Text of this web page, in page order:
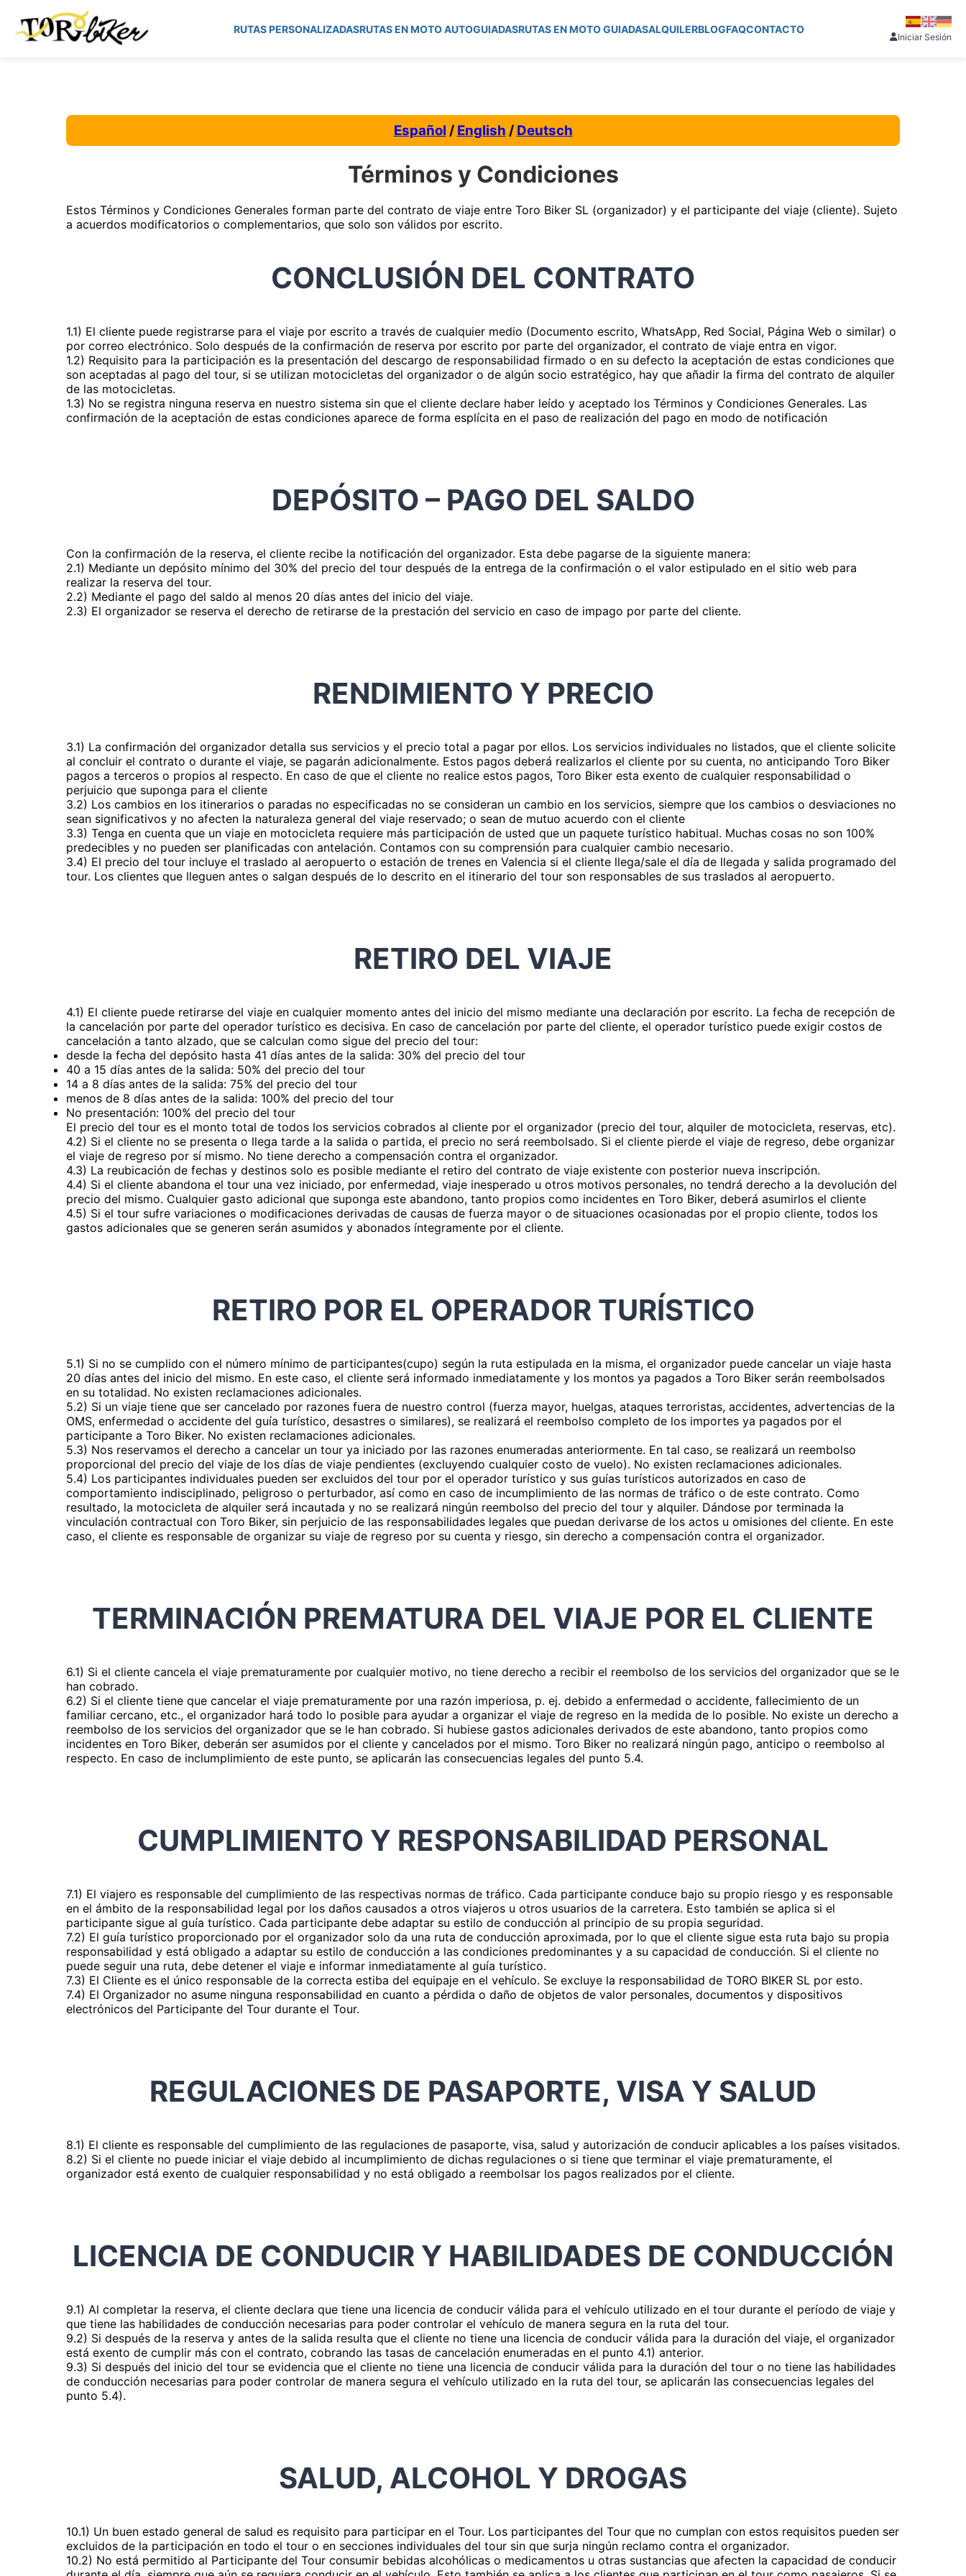
RUTAS PERSONALIZADASRUTAS EN MOTO AUTOGUIADASRUTAS EN MOTO GUIADASALQUILERBLOGFAQCONTACTO
Iniciar Sesión
Español / English / Deutsch
Términos y Condiciones
Estos Términos y Condiciones Generales forman parte del contrato de viaje entre Toro Biker SL (organizador) y el participante del viaje (cliente). Sujeto
a acuerdos modificatorios o complementarios, que solo son válidos por escrito.
CONCLUSIÓN DEL CONTRATO
1.1) El cliente puede registrarse para el viaje por escrito a través de cualquier medio (Documento escrito, WhatsApp, Red Social, Página Web o similar) o
por correo electrónico. Solo después de la confirmación de reserva por escrito por parte del organizador, el contrato de viaje entra en vigor.
1.2) Requisito para la participación es la presentación del descargo de responsabilidad firmado o en su defecto la aceptación de estas condiciones que
son aceptadas al pago del tour, si se utilizan motocicletas del organizador o de algún socio estratégico, hay que añadir la firma del contrato de alquiler
de las motocicletas.
1.3) No se registra ninguna reserva en nuestro sistema sin que el cliente declare haber leído y aceptado los Términos y Condiciones Generales. Las
confirmación de la aceptación de estas condiciones aparece de forma esplícita en el paso de realización del pago en modo de notificación
DEPÓSITO – PAGO DEL SALDO
Con la confirmación de la reserva, el cliente recibe la notificación del organizador. Esta debe pagarse de la siguiente manera:
2.1) Mediante un depósito mínimo del 30% del precio del tour después de la entrega de la confirmación o el valor estipulado en el sitio web para
realizar la reserva del tour.
2.2) Mediante el pago del saldo al menos 20 días antes del inicio del viaje.
2.3) El organizador se reserva el derecho de retirarse de la prestación del servicio en caso de impago por parte del cliente.
RENDIMIENTO Y PRECIO
3.1) La confirmación del organizador detalla sus servicios y el precio total a pagar por ellos. Los servicios individuales no listados, que el cliente solicite
al concluir el contrato o durante el viaje, se pagarán adicionalmente. Estos pagos deberá realizarlos el cliente por su cuenta, no anticipando Toro Biker
pagos a terceros o propios al respecto. En caso de que el cliente no realice estos pagos, Toro Biker esta exento de cualquier responsabilidad o
perjuicio que suponga para el cliente
3.2) Los cambios en los itinerarios o paradas no especificadas no se consideran un cambio en los servicios, siempre que los cambios o desviaciones no
sean significativos y no afecten la naturaleza general del viaje reservado; o sean de mutuo acuerdo con el cliente
3.3) Tenga en cuenta que un viaje en motocicleta requiere más participación de usted que un paquete turístico habitual. Muchas cosas no son 100%
predecibles y no pueden ser planificadas con antelación. Contamos con su comprensión para cualquier cambio necesario.
3.4) El precio del tour incluye el traslado al aeropuerto o estación de trenes en Valencia si el cliente llega/sale el día de llegada y salida programado del
tour. Los clientes que lleguen antes o salgan después de lo descrito en el itinerario del tour son responsables de sus traslados al aeropuerto.
RETIRO DEL VIAJE
4.1) El cliente puede retirarse del viaje en cualquier momento antes del inicio del mismo mediante una declaración por escrito. La fecha de recepción de
la cancelación por parte del operador turístico es decisiva. En caso de cancelación por parte del cliente, el operador turístico puede exigir costos de
cancelación a tanto alzado, que se calculan como sigue del precio del tour:
desde la fecha del depósito hasta 41 días antes de la salida: 30% del precio del tour
40 a 15 días antes de la salida: 50% del precio del tour
14 a 8 días antes de la salida: 75% del precio del tour
menos de 8 días antes de la salida: 100% del precio del tour
No presentación: 100% del precio del tour
El precio del tour es el monto total de todos los servicios cobrados al cliente por el organizador (precio del tour, alquiler de motocicleta, reservas, etc).
4.2) Si el cliente no se presenta o llega tarde a la salida o partida, el precio no será reembolsado. Si el cliente pierde el viaje de regreso, debe organizar
el viaje de regreso por sí mismo. No tiene derecho a compensación contra el organizador.
4.3) La reubicación de fechas y destinos solo es posible mediante el retiro del contrato de viaje existente con posterior nueva inscripción.
4.4) Si el cliente abandona el tour una vez iniciado, por enfermedad, viaje inesperado u otros motivos personales, no tendrá derecho a la devolución del
precio del mismo. Cualquier gasto adicional que suponga este abandono, tanto propios como incidentes en Toro Biker, deberá asumirlos el cliente
4.5) Si el tour sufre variaciones o modificaciones derivadas de causas de fuerza mayor o de situaciones ocasionadas por el propio cliente, todos los
gastos adicionales que se generen serán asumidos y abonados íntegramente por el cliente.
RETIRO POR EL OPERADOR TURÍSTICO
5.1) Si no se cumplido con el número mínimo de participantes(cupo) según la ruta estipulada en la misma, el organizador puede cancelar un viaje hasta
20 días antes del inicio del mismo. En este caso, el cliente será informado inmediatamente y los montos ya pagados a Toro Biker serán reembolsados
en su totalidad. No existen reclamaciones adicionales.
5.2) Si un viaje tiene que ser cancelado por razones fuera de nuestro control (fuerza mayor, huelgas, ataques terroristas, accidentes, advertencias de la
OMS, enfermedad o accidente del guía turístico, desastres o similares), se realizará el reembolso completo de los importes ya pagados por el
participante a Toro Biker. No existen reclamaciones adicionales.
5.3) Nos reservamos el derecho a cancelar un tour ya iniciado por las razones enumeradas anteriormente. En tal caso, se realizará un reembolso
proporcional del precio del viaje de los días de viaje pendientes (excluyendo cualquier costo de vuelo). No existen reclamaciones adicionales.
5.4) Los participantes individuales pueden ser excluidos del tour por el operador turístico y sus guías turísticos autorizados en caso de
comportamiento indisciplinado, peligroso o perturbador, así como en caso de incumplimiento de las normas de tráfico o de este contrato. Como
resultado, la motocicleta de alquiler será incautada y no se realizará ningún reembolso del precio del tour y alquiler. Dándose por terminada la
vinculación contractual con Toro Biker, sin perjuicio de las responsabilidades legales que puedan derivarse de los actos u omisiones del cliente. En este
caso, el cliente es responsable de organizar su viaje de regreso por su cuenta y riesgo, sin derecho a compensación contra el organizador.
TERMINACIÓN PREMATURA DEL VIAJE POR EL CLIENTE
6.1) Si el cliente cancela el viaje prematuramente por cualquier motivo, no tiene derecho a recibir el reembolso de los servicios del organizador que se le
han cobrado.
6.2) Si el cliente tiene que cancelar el viaje prematuramente por una razón imperiosa, p. ej. debido a enfermedad o accidente, fallecimiento de un
familiar cercano, etc., el organizador hará todo lo posible para ayudar a organizar el viaje de regreso en la medida de lo posible. No existe un derecho a
reembolso de los servicios del organizador que se le han cobrado. Si hubiese gastos adicionales derivados de este abandono, tanto propios como
incidentes en Toro Biker, deberán ser asumidos por el cliente y cancelados por el mismo. Toro Biker no realizará ningún pago, anticipo o reembolso al
respecto. En caso de inclumplimiento de este punto, se aplicarán las consecuencias legales del punto 5.4.
CUMPLIMIENTO Y RESPONSABILIDAD PERSONAL
7.1) El viajero es responsable del cumplimiento de las respectivas normas de tráfico. Cada participante conduce bajo su propio riesgo y es responsable
en el ámbito de la responsabilidad legal por los daños causados a otros viajeros u otros usuarios de la carretera. Esto también se aplica si el
participante sigue al guía turístico. Cada participante debe adaptar su estilo de conducción al principio de su propia seguridad.
7.2) El guía turístico proporcionado por el organizador solo da una ruta de conducción aproximada, por lo que el cliente sigue esta ruta bajo su propia
responsabilidad y está obligado a adaptar su estilo de conducción a las condiciones predominantes y a su capacidad de conducción. Si el cliente no
puede seguir una ruta, debe detener el viaje e informar inmediatamente al guía turístico.
7.3) El Cliente es el único responsable de la correcta estiba del equipaje en el vehículo. Se excluye la responsabilidad de TORO BIKER SL por esto.
7.4) El Organizador no asume ninguna responsabilidad en cuanto a pérdida o daño de objetos de valor personales, documentos y dispositivos
electrónicos del Participante del Tour durante el Tour.
REGULACIONES DE PASAPORTE, VISA Y SALUD
8.1) El cliente es responsable del cumplimiento de las regulaciones de pasaporte, visa, salud y autorización de conducir aplicables a los países visitados.
8.2) Si el cliente no puede iniciar el viaje debido al incumplimiento de dichas regulaciones o si tiene que terminar el viaje prematuramente, el
organizador está exento de cualquier responsabilidad y no está obligado a reembolsar los pagos realizados por el cliente.
LICENCIA DE CONDUCIR Y HABILIDADES DE CONDUCCIÓN
9.1) Al completar la reserva, el cliente declara que tiene una licencia de conducir válida para el vehículo utilizado en el tour durante el período de viaje y
que tiene las habilidades de conducción necesarias para poder controlar el vehículo de manera segura en la ruta del tour.
9.2) Si después de la reserva y antes de la salida resulta que el cliente no tiene una licencia de conducir válida para la duración del viaje, el organizador
está exento de cumplir más con el contrato, cobrando las tasas de cancelación enumeradas en el punto 4.1) anterior.
9.3) Si después del inicio del tour se evidencia que el cliente no tiene una licencia de conducir válida para la duración del tour o no tiene las habilidades
de conducción necesarias para poder controlar de manera segura el vehículo utilizado en la ruta del tour, se aplicarán las consecuencias legales del
punto 5.4).
SALUD, ALCOHOL Y DROGAS
10.1) Un buen estado general de salud es requisito para participar en el Tour. Los participantes del Tour que no cumplan con estos requisitos pueden ser
excluidos de la participación en todo el tour o en secciones individuales del tour sin que surja ningún reclamo contra el organizador.
10.2) No está permitido al Participante del Tour consumir bebidas alcohólicas o medicamentos u otras sustancias que afecten la capacidad de conducir